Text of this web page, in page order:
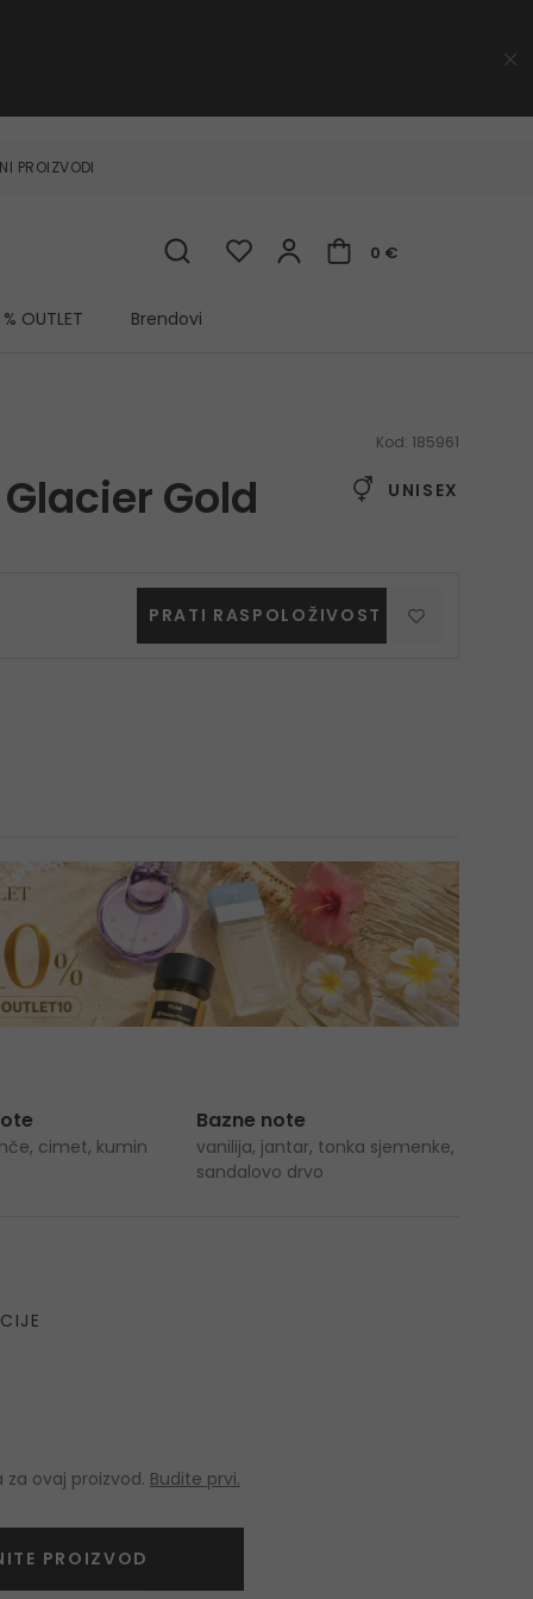
PROIZVODI
0 €
% OUTLET Brendovi
Kod: 185961
Gold UNISEX
PRATI RASPOLOŽIVOST
cimet, kumin
Bazne note
vanilija, jantar, tonka sjemenke,
sandalovo drvo
ovaj proizvod. Budite prvi.
PROIZVOD